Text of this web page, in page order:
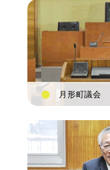
月形町議会